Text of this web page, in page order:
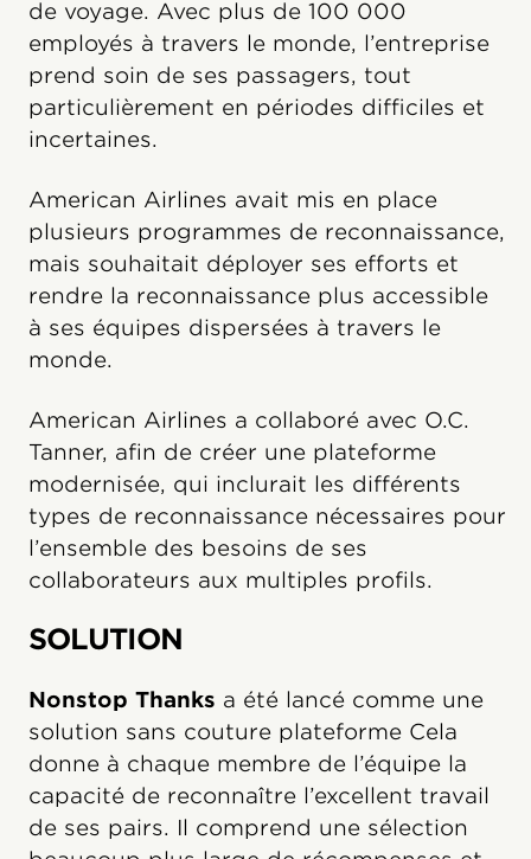
de voyage. Avec plus de 100 000
employés à travers le monde, l’entreprise
prend soin de ses passagers, tout
particulièrement en périodes difficiles et
incertaines.
American Airlines avait mis en place
plusieurs programmes de reconnaissance,
mais souhaitait déployer ses efforts et
rendre la reconnaissance plus accessible
à ses équipes dispersées à travers le
monde.
American Airlines a collaboré avec O.C.
Tanner, afin de créer une plateforme
modernisée, qui inclurait les différents
types de reconnaissance nécessaires pour
l’ensemble des besoins de ses
collaborateurs aux multiples profils.
SOLUTION
Nonstop Thanks a été lancé comme une
solution sans couture plateforme Cela
donne à chaque membre de l’équipe la
capacité de reconnaître l’excellent travail
de ses pairs. Il comprend une sélection